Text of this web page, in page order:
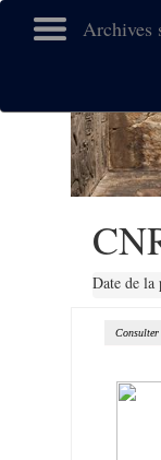
Archives
Date de la
Consulter